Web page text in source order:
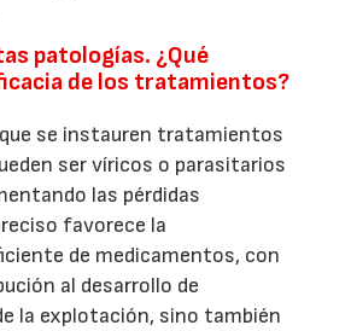
patologías. ¿Qué
de los tratamientos?
se instauren tratamientos
ser víricos o parasitarios
las pérdidas
favorece la
de medicamentos, con
al desarrollo de
la explotación, sino también